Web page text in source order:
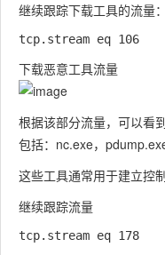
继续跟踪下载工具的流量：
下载恶意工具流量
根据该部分流量，可以看
包括： nc.exe，
这些工具通常用于建立控
继续跟踪流量